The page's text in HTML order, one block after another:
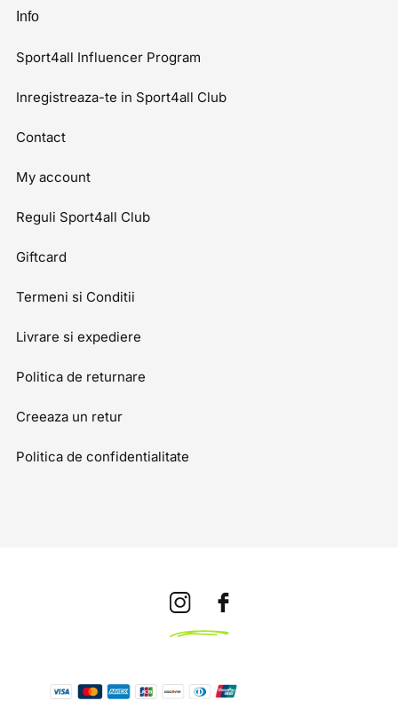
Info
Sport4all Influencer Program
Inregistreaza-te in Sport4all Club
Contact
My account
Reguli Sport4all Club
Giftcard
Termeni si Conditii
Livrare si expediere
Politica de returnare
Creeaza un retur
Politica de confidentialitate